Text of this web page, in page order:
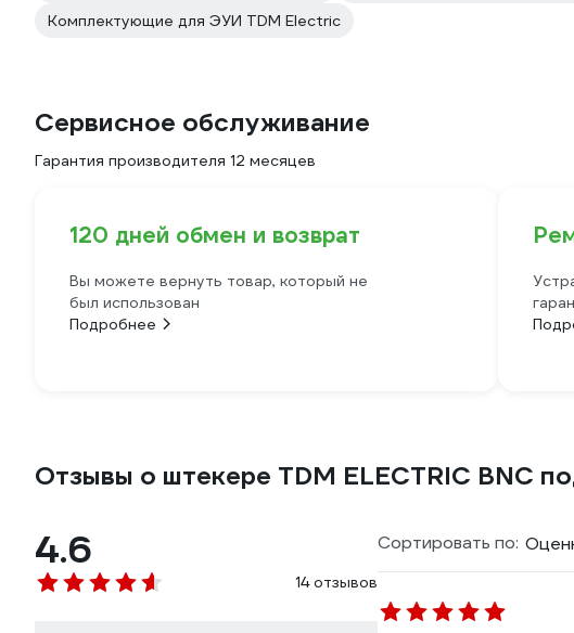
Комплектующие для ЭУИ TDM Electric
Сервисное обслуживание
Гарантия производителя 12 месяцев
120 дней обмен и возврат
Вы можете вернуть товар, который не
был использован
Подробнее
Отзывы о штекере TDM ELECTRIC BNC
4.6
14 отзывов
Сортировать по: